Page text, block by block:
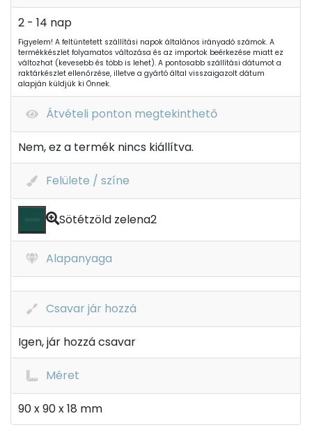
2 - 14 nap
Figyelem! A feltüntetett szállítási napok általános irányadó számok. A
termékkészlet folyamatos változása és az importok beérkezése miatt ez
változhat (kevesebb és több is lehet). A pontosabb szállítási dátumot a
raktárkészlet ellenőrzése, illetve a gyártó által visszaigazolt dátum
alapján küldjük ki Önnek.
Átvételi ponton megtekinthető
Nem, ez a termék nincs kiállítva.
Felülete / színe
Sötétzöld zelena2
Alapanyaga
Csavar jár hozzá
Igen, jár hozzá csavar
Méret
90 x 90 x 18 mm